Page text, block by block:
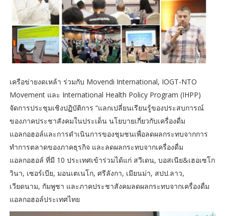
เครือข่ายงดเหล้า ร่วมกับ Movendi International, IOGT-NTO
Movement และ International Health Policy Program (IHPP)
จัดการประชุมเชิงปฏิบัติการ “แลกเปลี่ยนเรียนรู้ของประสบการณ์
ของภาคประชาสังคมในประเด็น นโยบายเกี่ยวกับเครื่องดื่ม
แอลกอฮอล์และการดำเนินการของชุมชนเพื่อลดผลกระทบจากการ
ทำการตลาดของภาคธุรกิจ และลดผลกระทบจากเครื่องดื่ม
แอลกอฮอล์ ที่มี 10 ประเทศเข้าร่วมได้แก่ สวีเดน, บอสเนีย&เฮอเซโก
วินา, เซอร์เบีย, มอนเตเนโก, ศรีลังกา, เมียนม่า, สปป.ลาว,
เวียดนาม, กัมพูชา และภาคประชาสังคมลดผลกระทบจากเครื่องดื่ม
แอลกอฮอล์ประเทศไทย